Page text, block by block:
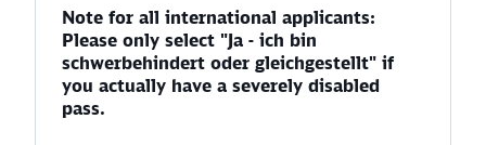
Note for all international applicants:
Please only select "Ja - ich bin
schwerbehindert oder gleichgestellt" if
you actually have a severely disabled
pass.